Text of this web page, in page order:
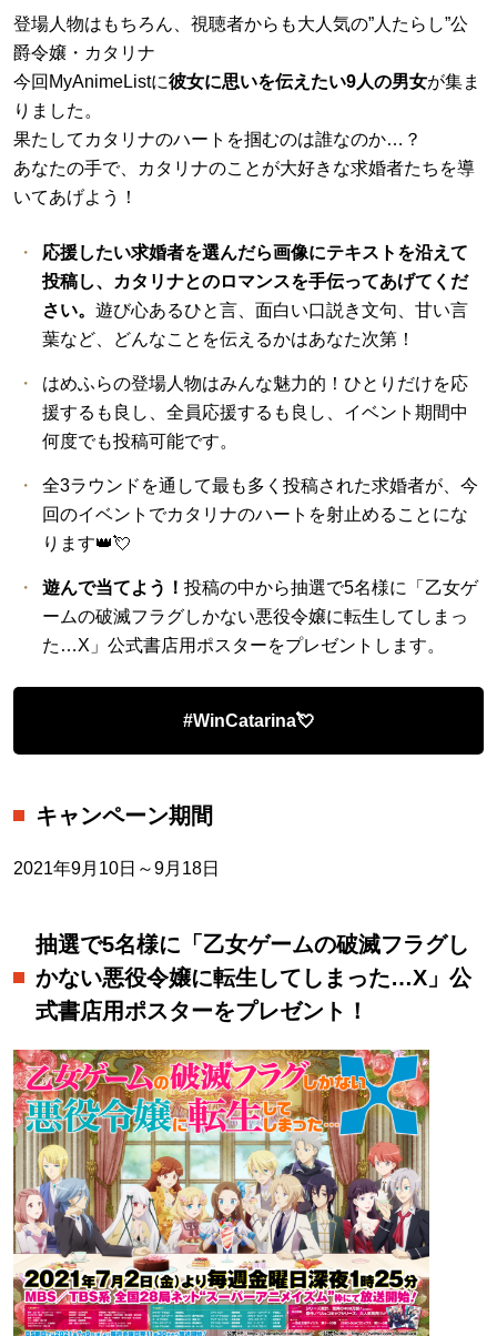
登場人物はもちろん、視聴者からも大人気の”人たらし”公
爵令嬢・カタリナ
今回MyAnimeListに彼女に思いを伝えたい9人の男女が集ま
りました。
果たしてカタリナのハートを掴むのは誰なのか…？
あなたの手で、カタリナのことが大好きな求婚者たちを導
いてあげよう！
応援したい求婚者を選んだら画像にテキストを沿えて
投稿し、カタリナとのロマンスを手伝ってあげてくだ
さい。 遊び心あるひと言、面白い口説き文句、甘い言
葉など、どんなことを伝えるかはあなた次第！
はめふらの登場人物はみんな魅力的！ひとりだけを応
援するも良し、全員応援するも良し、イベント期間中
何度でも投稿可能です。
全3ラウンドを通して最も多く投稿された求婚者が、今
回のイベントでカタリナのハートを射止めることにな
ります👑💘
遊んで当てよう！ 投稿の中から抽選で5名様に「乙女ゲ
ームの破滅フラグしかない悪役令嬢に転生してしまっ
た…X」公式書店用ポスターをプレゼントします。
#WinCatarina💘
キャンペーン期間
2021年9月10日～9月18日
抽選で5名様に「乙女ゲームの破滅フラグし
かない悪役令嬢に転生してしまった…X」公
式書店用ポスターをプレゼント！